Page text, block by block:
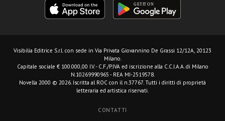
Visibilia Editrice S.r.l. con sede in Via Privata Giovannino De Grassi 12/12A, 20123
Milano.
Capitale sociale € 100.000,00 I.V. - C.F./P.IVA ed iscrizione alla C.C.I.A.A. di Milano
N.10269990965 - REA MI-2519578.
Novella 2000 © 2026. Iscritta al ROC con il n.37767. Tutti i diritti di proprietà
letteraria ed artistica riservati.
CONTATTI